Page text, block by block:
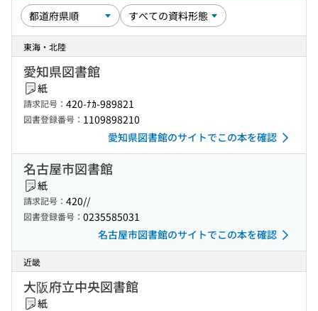
東海・北陸
愛知県図書館
紙
請求記号： 420-ﾅｶ-989821
図書登録番号： 1109898210
愛知県図書館のサイトでこの本を確認
名古屋市図書館
紙
請求記号： 420//
図書登録番号： 0235585031
名古屋市図書館のサイトでこの本を確認
近畿
大阪府立中央図書館
紙